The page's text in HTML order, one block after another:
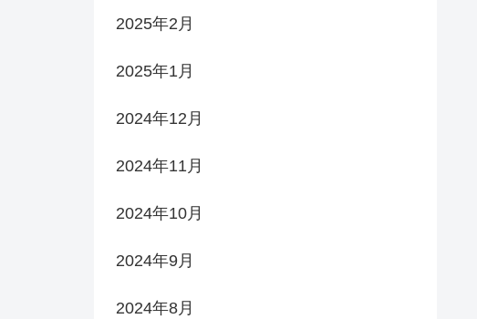
2025年2月
2025年1月
2024年12月
2024年11月
2024年10月
2024年9月
2024年8月